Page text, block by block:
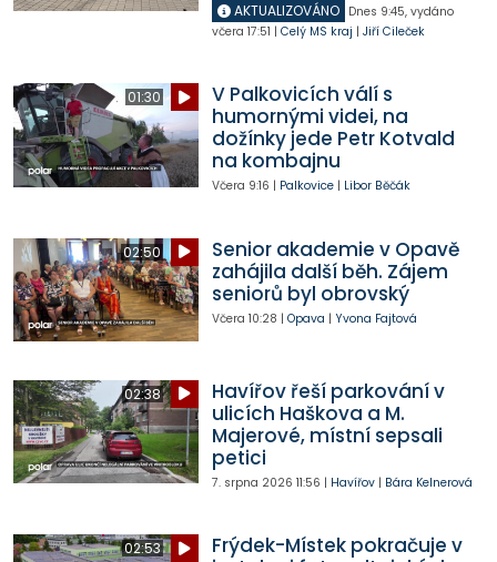
AKTUALIZOVÁNO Dnes 9:45, vydáno
včera 17:51 | Celý MS kraj | Jiří Cileček
01:30
V Palkovicích válí s
humornými videi, na
dožínky jede Petr Kotvald
na kombajnu
Včera 9:16 | Palkovice| Libor Běčák
02:50
Senior akademie v Opavě
zahájila další běh. Zájem
seniorů byl obrovský
Včera 10:28 | Opava | Yvona Fajtová
02:38
Havířov řeší parkování v
ulicích Haškova a M.
Majerové, místní sepsali
petici
7. srpna 2026 11:56 | Havířov| Bára Kelnerová
02:53
Frýdek-Místek pokračuje v